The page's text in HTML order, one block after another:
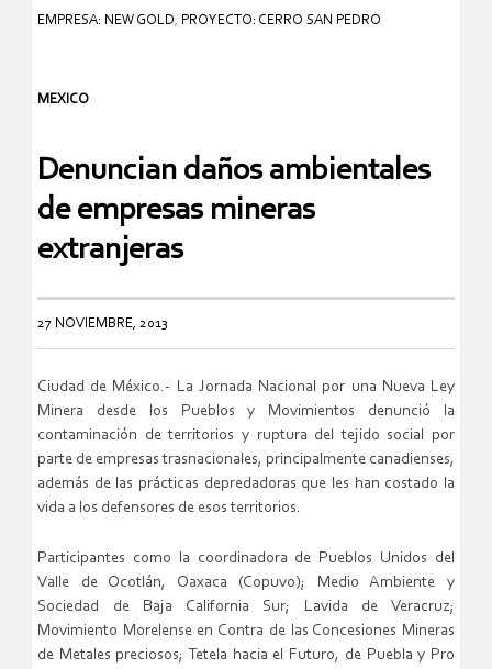
EMPRESA: NEW GOLD, PROYECTO: CERRO SAN PEDRO
MEXICO
Denuncian daños ambientales
de empresas mineras
extranjeras
27 NOVIEMBRE, 2013
Ciudad de México.- La Jornada Nacional por una Nueva Ley
Minera desde los Pueblos y Movimientos denunció la
contaminación de territorios y ruptura del tejido social por
parte de empresas trasnacionales, principalmente canadienses,
además de las prácticas depredadoras que les han costado la
vida a los defensores de esos territorios.
Participantes como la coordinadora de Pueblos Unidos del
Valle de Ocotlán, Oaxaca (Copuvo); Medio Ambiente y
Sociedad de Baja California Sur; Lavida de Veracruz;
Movimiento Morelense en Contra de las Concesiones Mineras
de Metales preciosos; Tetela hacia el Futuro, de Puebla y Pro